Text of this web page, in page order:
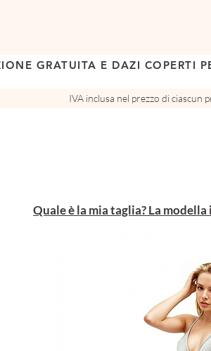
GRATUITA E DAZI COPERTI
IVA inclusa nel prezzo di
Quale è la mia taglia? La